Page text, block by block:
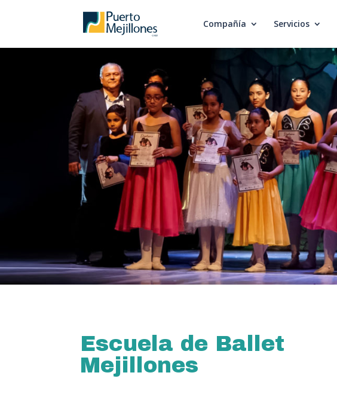
Compañía Servicios
Escuela de Ballet
Mejillones